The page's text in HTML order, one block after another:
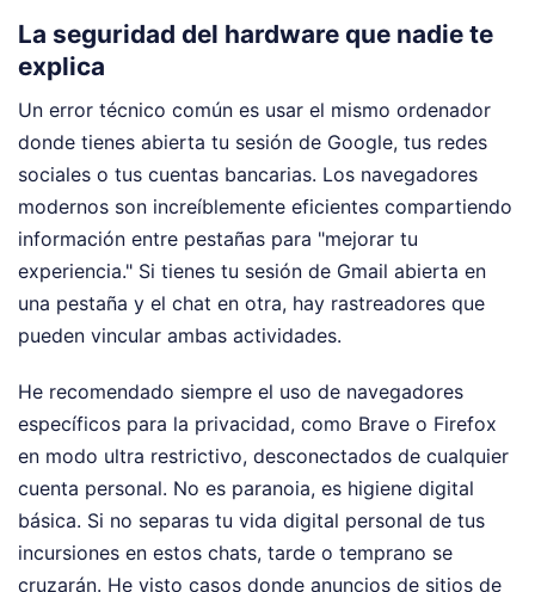
La seguridad del hardware que nadie te
explica
Un error técnico común es usar el mismo ordenador
donde tienes abierta tu sesión de Google, tus redes
sociales o tus cuentas bancarias. Los navegadores
modernos son increíblemente eficientes compartiendo
información entre pestañas para "mejorar tu
experiencia." Si tienes tu sesión de Gmail abierta en
una pestaña y el chat en otra, hay rastreadores que
pueden vincular ambas actividades.
He recomendado siempre el uso de navegadores
específicos para la privacidad, como Brave o Firefox
en modo ultra restrictivo, desconectados de cualquier
cuenta personal. No es paranoia, es higiene digital
básica. Si no separas tu vida digital personal de tus
incursiones en estos chats, tarde o temprano se
cruzarán. He visto casos donde anuncios de sitios de